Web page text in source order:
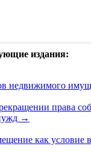
издания:
недвижимого
права
→
как